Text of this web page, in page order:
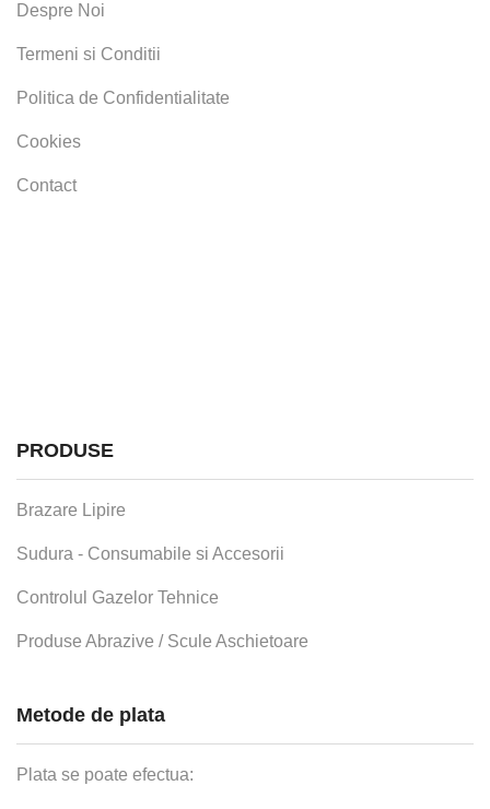
Despre Noi
Termeni si Conditii
Politica de Confidentialitate
Cookies
Contact
PRODUSE
Brazare Lipire
Sudura - Consumabile si Accesorii
Controlul Gazelor Tehnice
Produse Abrazive / Scule Aschietoare
Metode de plata
Plata se poate efectua: